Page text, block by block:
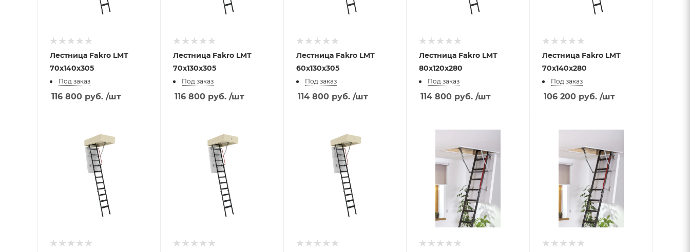
Лестница Fakro LMТ
70х140х305
Под заказ
116 800 руб. /шт
Лестница Fakro LMТ
70х130х305
Под заказ
116 800руб. /шт
Лестница Fakro LMТ
60х130х305
Под заказ
114 800руб. /шт
Лестница Fakro LMТ
80х120х280
Под заказ
114 800 руб. /шт
Лестница Fakro LMТ
70х140х280
Под заказ
106 200 руб. /шт